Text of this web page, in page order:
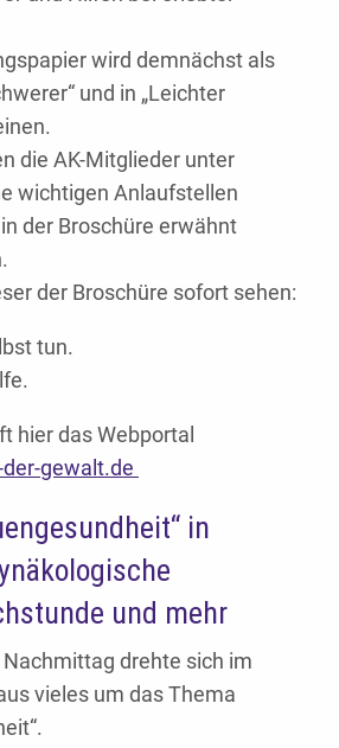
wird demnächst als
und in „Leichter
die AK-Mitglieder unter
wichtigen Anlaufstellen
der Broschüre erwähnt
der Broschüre sofort sehen:
tun.
hier das Webportal
gewalt.de
in
und mehr
drehte sich im
vieles um das Thema